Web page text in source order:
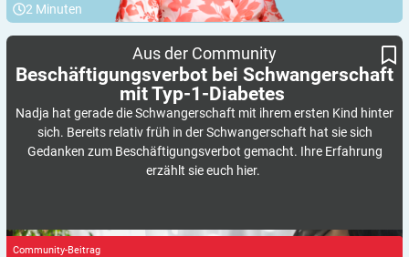
2 Minuten
Beschäftigungsverbot bei Schwangerschaft mit Typ-1-Diabetes
Aus der Community
Beschäftigungsverbot bei Schwangerschaft
mitTyp-1-Diabetes
Nadja hat gerade die Schwangerschaft mit ihrem ersten Kind hinter
sich. Bereits relativ früh in der Schwangerschaft hat sie sich
Gedanken zum Beschäftigungsverbot gemacht. Ihre Erfahrung
erzählt sie euch hier.
Community-Beitrag